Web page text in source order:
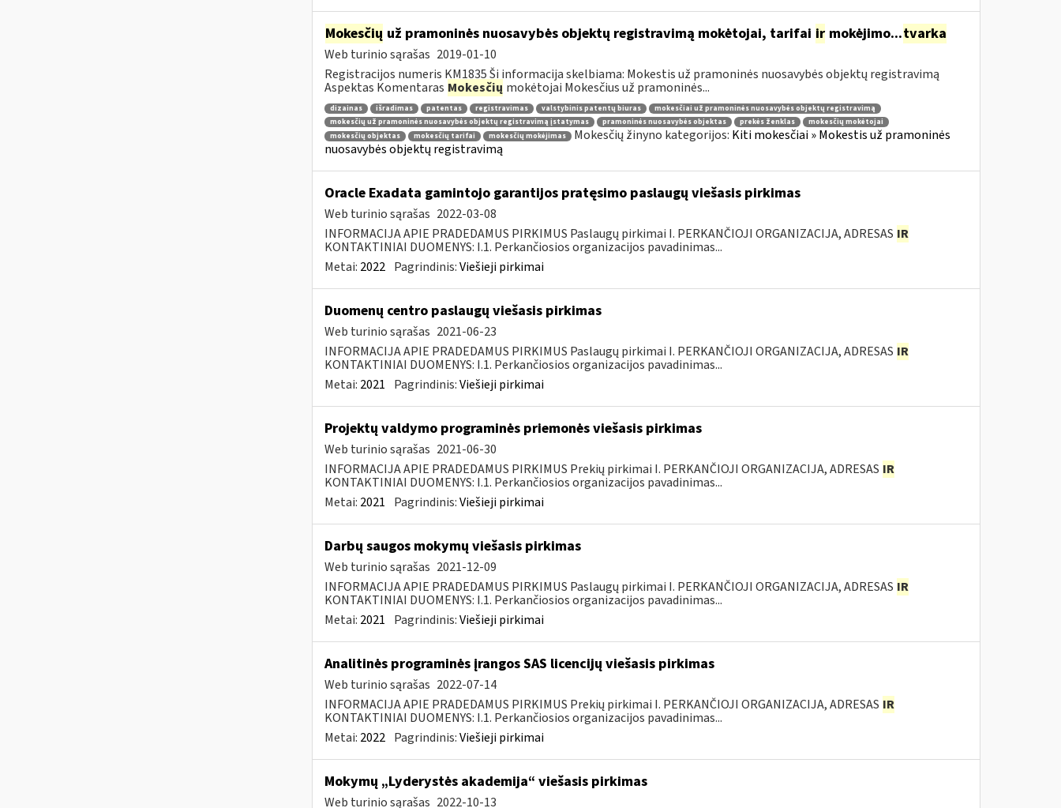
Mokesčių už pramoninės nuosavybės objektų registravimą mokėtojai, tarifai irmokėjimo...tvarka
Web turinio sąrašas 2019-01-10
Registracijos numeris KM1835 Ši informacija skelbiama: Mokestis už pramoninės nuosavybės objektų registravimą
Aspektas Komentaras Mokesčių mokėtojai Mokesčius už pramoninės...
dizainas išradimas patentas registravimas valstybinis patentų biuras
mokesčiai už pramoninės nuosavybės objektų registravimą
mokesčių už pramoninės nuosavybės objektų registravimą įstatymas
pramoninės nuosavybės objektas prekės ženklas
mokesčių mokėtojai
mokesčių objektas
mokesčių tarifai mokesčių mokėjimas Mokesčių žinyno kategorijos: Kiti mokesčiai » Mokestis už pramoninės
nuosavybės objektų registravimą
Oracle Exadata gamintojo garantijos pratęsimo paslaugų viešasis pirkimas
Web turinio sąrašas 2022-03-08
INFORMACIJA APIE PRADEDAMUS PIRKIMUS Paslaugų pirkimai I. PERKANČIOJI ORGANIZACIJA, ADRESAS IR
KONTAKTINIAI DUOMENYS: I.1. Perkančiosios organizacijos pavadinimas...
Metai: 2022 Pagrindinis:Viešieji pirkimai
Duomenų centro paslaugų viešasis pirkimas
Web turinio sąrašas 2021-06-23
INFORMACIJA APIE PRADEDAMUS PIRKIMUS Paslaugų pirkimai I. PERKANČIOJI ORGANIZACIJA, ADRESAS IR
KONTAKTINIAI DUOMENYS: I.1. Perkančiosios organizacijos pavadinimas...
Metai: 2021 Pagrindinis:Viešieji pirkimai
Projektų valdymo programinės priemonės viešasis pirkimas
Web turinio sąrašas 2021-06-30
INFORMACIJA APIE PRADEDAMUS PIRKIMUS Prekių pirkimai I. PERKANČIOJI ORGANIZACIJA, ADRESAS IR
KONTAKTINIAI DUOMENYS: I.1. Perkančiosios organizacijos pavadinimas...
Metai: 2021 Pagrindinis:Viešieji pirkimai
Darbų saugos mokymų viešasis pirkimas
Web turinio sąrašas 2021-12-09
INFORMACIJA APIE PRADEDAMUS PIRKIMUS Paslaugų pirkimai I. PERKANČIOJI ORGANIZACIJA, ADRESAS IR
KONTAKTINIAI DUOMENYS: I.1. Perkančiosios organizacijos pavadinimas...
Metai: 2021 Pagrindinis:Viešieji pirkimai
Analitinės programinės įrangos SAS licencijų viešasis pirkimas
Web turinio sąrašas 2022-07-14
INFORMACIJA APIE PRADEDAMUS PIRKIMUS Prekių pirkimai I. PERKANČIOJI ORGANIZACIJA, ADRESAS IR
KONTAKTINIAI DUOMENYS: I.1. Perkančiosios organizacijos pavadinimas...
Metai: 2022 Pagrindinis:Viešieji pirkimai
Mokymų „Lyderystės akademija“ viešasis pirkimas
Web turinio sąrašas 2022-10-13